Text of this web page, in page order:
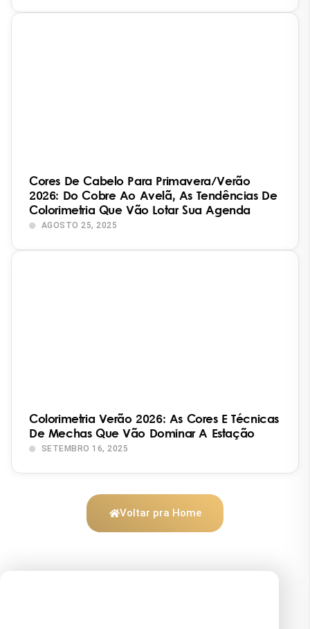
Cores De Cabelo Para Primavera/Verão
2026: Do Cobre Ao Avelã, As Tendências De
Colorimetria Que Vão Lotar Sua Agenda
AGOSTO 25, 2025
Colorimetria Verão 2026: As Cores E Técnicas
De Mechas Que Vão Dominar A Estação
SETEMBRO 16, 2025
Voltar pra Home